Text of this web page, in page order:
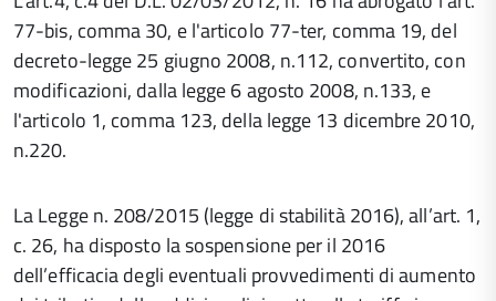
77-bis, comma 30, e l'articolo 77-ter, comma 19, del
decreto-legge 25 giugno 2008, n.112, convertito, con
modificazioni, dalla legge 6 agosto 2008, n.133, e
l'articolo 1, comma 123, della legge 13 dicembre 2010,
n.220.
La Legge n. 208/2015 (legge di stabilità 2016), all’art. 1,
c. 26, ha disposto la sospensione per il 2016
dell’efficacia degli eventuali provvedimenti di aumento